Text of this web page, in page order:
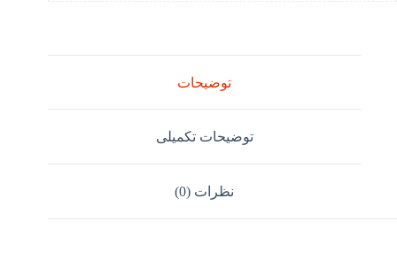
توضیحات
توضیحات تکمیلی
نظرات (0)